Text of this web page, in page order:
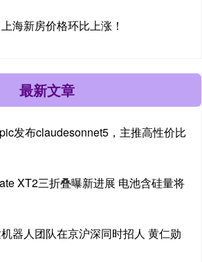
海新房价格环比上涨！
最新文章
发布claudesonnet5，主推高性价比
XT2三折叠曝新进展 电池含硅量将
器人团队在京沪深同时招人 黄仁勋